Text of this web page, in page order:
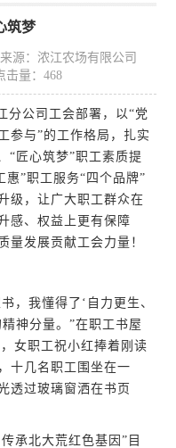
筑梦
来源：浓江农场有限公司
击量： 468
分公司工会部署，以“党
参与”的工作格局，扎实
“匠心筑梦”职工素质提
惠”职工服务“四个品牌”
级，让广大职工群众在
感、权益上更有保障
量发展贡献工会力量！
，我懂得了‘自力更生、
神分量。”在职工书屋
女职工祝小红捧着刚读
十几名职工围坐在一
透过玻璃窗洒在书页
承北大荒红色基因”目